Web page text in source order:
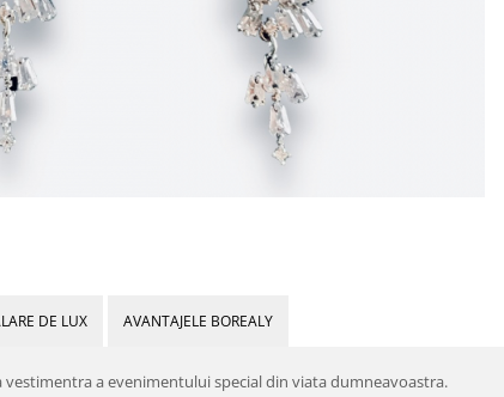
DE LUX AVANTAJELE BOREALY
a evenimentului special din viata dumneavoastra.